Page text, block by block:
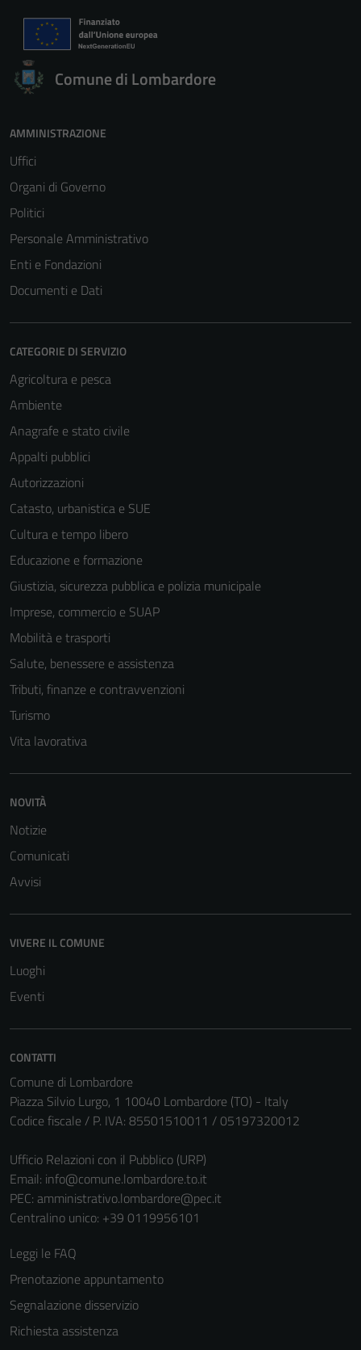
Comune di Lombardore
AMMINISTRAZIONE
Uffici
Organi di Governo
Politici
Personale Amministrativo
Enti e Fondazioni
Documenti e Dati
CATEGORIE DI SERVIZIO
Agricoltura e pesca
Ambiente
Anagrafe e stato civile
Appalti pubblici
Autorizzazioni
Catasto, urbanistica e SUE
Cultura e tempo libero
Educazione e formazione
Giustizia, sicurezza pubblica e polizia municipale
Imprese, commercio e SUAP
Mobilità e trasporti
Salute, benessere e assistenza
Tributi, finanze e contravvenzioni
Turismo
Vita lavorativa
NOVITÀ
Notizie
Comunicati
Avvisi
VIVERE IL COMUNE
Luoghi
Eventi
CONTATTI
Comune di Lombardore
Piazza Silvio Lurgo, 1 10040 Lombardore (TO) - Italy
Codice fiscale / P. IVA: 85501510011 / 05197320012
Ufficio Relazioni con il Pubblico (URP)
Email: info@comune.lombardore.to.it
PEC: amministrativo.lombardore@pec.it
Centralino unico: +39 0119956101
Leggi le FAQ
Prenotazione appuntamento
Segnalazione disservizio
Richiesta assistenza
Tecnici
Questi cookie